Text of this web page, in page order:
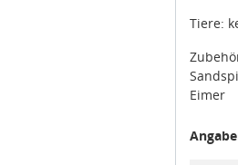
Tiere:
Eimer